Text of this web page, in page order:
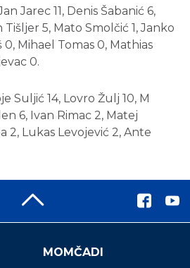
Jarec 11, Denis Šabanić 6,
Tišljer 5, Mato Smolčić 1, Janko
0, Mihael Tomas 0, Mathias
0.
Suljić 14, Lovro Žulj 10, M
6, Ivan Rimac 2, Matej
2, Lukas Levojević 2, Ante
MOMČADI